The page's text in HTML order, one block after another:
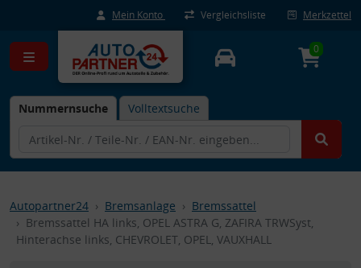
Mein Konto Vergleichsliste Merkzettel
Nummernsuche Volltextsuche
0
Autopartner24 Bremsanlage
Bremssattel
Bremssattel HA links, OPEL ASTRA G, ZAFIRA TRWSyst,
Hinterachse links, CHEVROLET, OPEL, VAUXHALL